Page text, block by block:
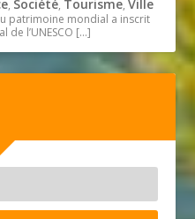
, Société, Tourisme,Ville
patrimoine mondial a inscrit
l’UNESCO […]